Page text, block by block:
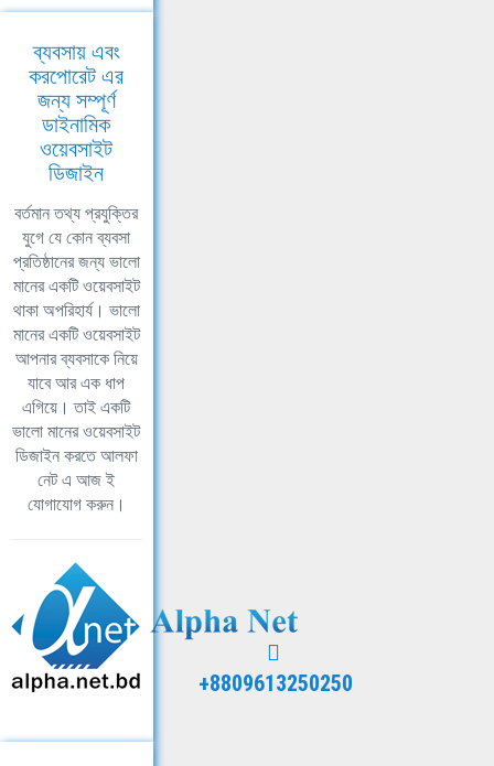
ব্যবসায় এবং
করপোরেট এর
জন্য সম্পূর্ণ
ডাইনামিক
ওয়েবসাইট
ডিজাইন
বর্তমান তথ্য প্রযুক্তির
যুগে যে কোন ব্যবসা
প্রতিষ্ঠানের জন্য ভালো
মানের একটি ওয়েবসাইট
থাকা অপরিহার্য। ভালো
মানের একটি ওয়েবসাইট
আপনার ব্যবসাকে নিয়ে
যাবে আর এক ধাপ
এগিয়ে। তাই একটি
ভালো মানের ওয়েবসাইট
ডিজাইন করতে আলফা
নেট এ আজ ই
যোগাযোগ করুন।
+8809613250250